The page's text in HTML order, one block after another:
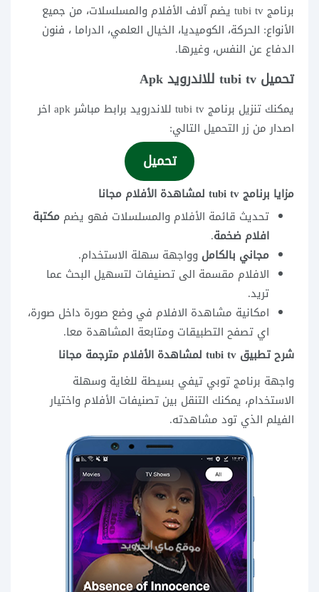
برنامج tubi tv يضم آلاف الأفلام والمسلسلات، من جميع
الأنواع: الحركة، الكوميديا، الخيال العلمي، الدراما ، فنون
الدفاع عن النفس، وغيرها.
تحميل tubi tv للاندرويد Apk
يمكنك تنزيل برنامج tubi tv للاندرويد برابط مباشر apk اخر
اصدار من زر التحميل التالي:
تحميل
مزايا برنامج tubi tv لمشاهدة الأفلام مجانا
تحديث قائمة الأفلام والمسلسلات فهو يضم مكتبة
افلام ضخمة.
مجاني بالكامل وواجهة سهلة الاستخدام.
الافلام مقسمة الى تصنيفات لتسهيل البحث عما
تريد.
امكانية مشاهدة الافلام في وضع صورة داخل صورة،
اي تصفح التطبيقات ومتابعة المشاهدة معا.
شرح تطبيق tubi tv لمشاهدة الأفلام مترجمة مجانا
واجهة برنامج توبي تيفي بسيطة للغاية وسهلة
الاستخدام، يمكنك التنقل بين تصنيفات الأفلام واختيار
الفيلم الذي تود مشاهدته.